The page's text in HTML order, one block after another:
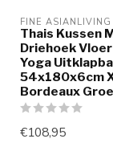
FINE ASIANLIVING
Thais Kussen
Driehoek
Yoga
54x180x6cm
Bordeaux
€108,95